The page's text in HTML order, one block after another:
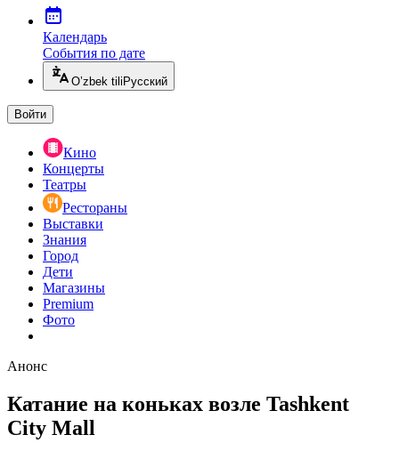
Календарь
События по дате
O’zbek tili Русский
Войти
Кино
Концерты
Театры
Рестораны
Выставки
Знания
Город
Дети
Магазины
Premium
Фото
Анонс
Катание на коньках возле Tashkent
City Mall